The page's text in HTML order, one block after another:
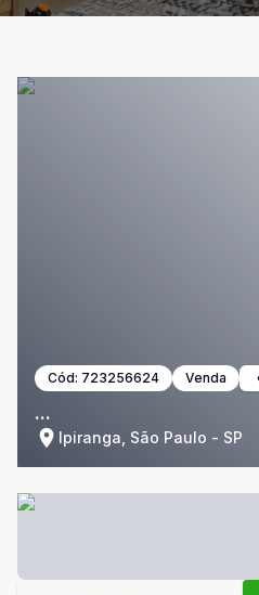
Cód: 723256624 Venda
...
Ipiranga, São Paulo - SP